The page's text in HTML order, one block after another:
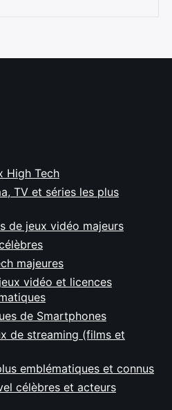
High Tech
TV et séries les plus
de jeux vidéo majeurs
majeures
vidéo et licences
de Smartphones
de streaming (films et
emblématiques et connus
célèbres et acteurs